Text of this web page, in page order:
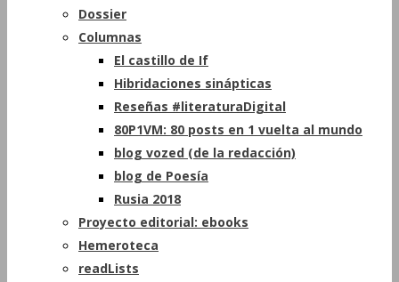
Dossier
Columnas
El castillo de If
Hibridaciones sinápticas
Reseñas #literaturaDigital
80P1VM: 80 posts en 1 vuelta al mundo
blog vozed (de la redacción)
blog de Poesía
Rusia 2018
Proyecto editorial: ebooks
Hemeroteca
readLists